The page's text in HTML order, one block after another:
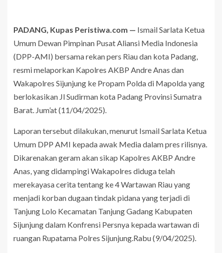
PADANG, Kupas Peristiwa.com — Ismail Sarlata Ketua
Umum Dewan Pimpinan Pusat Aliansi Media Indonesia
(DPP-AMI) bersama rekan pers Riau dan kota Padang,
resmi melaporkan Kapolres AKBP Andre Anas dan
Wakapolres Sijunjung ke Propam Polda di Mapolda yang
berlokasikan Jl Sudirman kota Padang Provinsi Sumatra
Barat. Jum’at (11/04/2025).
Laporan tersebut dilakukan, menurut Ismail Sarlata Ketua
Umum DPP AMI kepada awak Media dalam pres rilisnya.
Dikarenakan geram akan sikap Kapolres AKBP Andre
Anas, yang didampingi Wakapolres diduga telah
merekayasa cerita tentang ke 4 Wartawan Riau yang
menjadi korban dugaan tindak pidana yang terjadi di
Tanjung Lolo Kecamatan Tanjung Gadang Kabupaten
Sijunjung dalam Konfrensi Persnya kepada wartawan di
ruangan Rupatama Polres Sijunjung.Rabu (9/04/2025).